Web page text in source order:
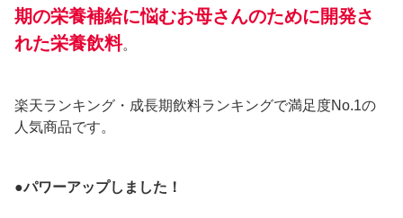
期の栄養補給に悩むお母さんのために開発さ
れた栄養飲料。
楽天ランキング・成長期飲料ランキングで満足度No.1の
人気商品です。
●パワーアップしました！